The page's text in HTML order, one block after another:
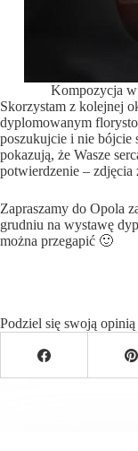
Kompozycja
Skorzystam z kolejnej
dyplomowanym
poszukujcie i nie bójcie
pokazują, że Wasze
potwierdzenie – zdjęcia
Zapraszamy do Opola
grudniu na wystawę
można przegapić 🙂
Podziel się swoją opinią